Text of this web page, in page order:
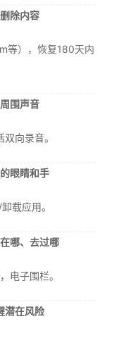
除内容
等），恢复180天内
围声音
向录音。
眼睛和手
载应用。
哪、去过哪
电子围栏。
潜在风险